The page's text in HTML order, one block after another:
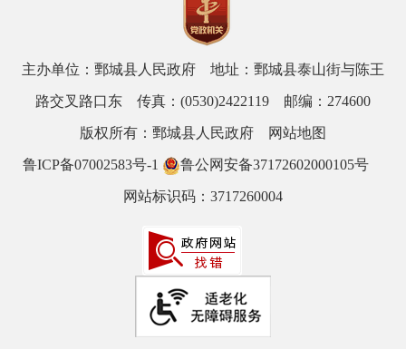
主办单位：鄄城县人民政府 地址：鄄城县泰山街与陈王
路交叉路口东 传真：(0530)2422119 邮编：274600
版权所有：鄄城县人民政府 网站地图
鲁ICP备07002583号-1 鲁公网安备37172602000105号
网站标识码：3717260004